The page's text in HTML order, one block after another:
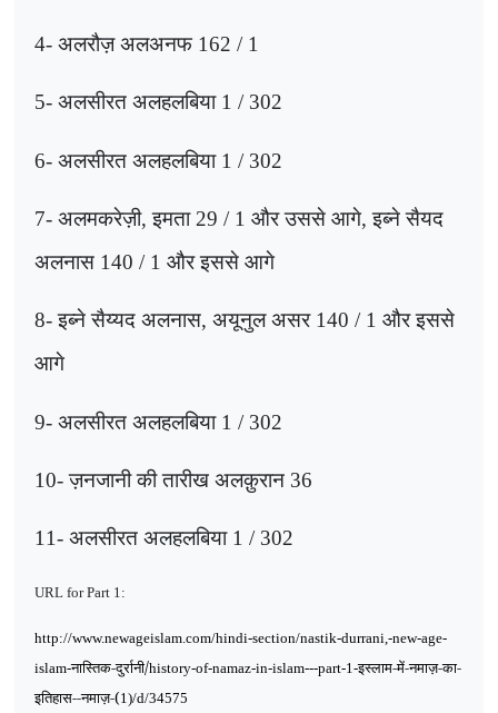
4- अलरौज़ अलअनफ 162 / 1
5- अलसीरत अलहलबिया 302 / 1
6- अलसीरत अलहलबिया 302 / 1
7- अलमकरेज़ी, इमता 29 / 1 और उससे आगे,इब्ने सैयद
अलनास 140 / 1 और इससे आगे
8-इब्ने सैय्यद अलनास, अयूनुल असर 140 / 1 और इससे
आगे
9- अलसीरत अलहलबिया 302 / 1
10-ज़नजानी की तारीख अलक़ुरान 36
11- अलसीरत अलहलबिया 302 / 1
URL for Part 1:
http://www.newageislam.com/hindi-section/nastik-durrani,-new-age-
islam-नास्तिक-दुर्रानी/history-of-namaz-in-islam---part-1-इस्लाम-में-नमाज़-का-
इतिहास--नमाज़-(1)/d/34575